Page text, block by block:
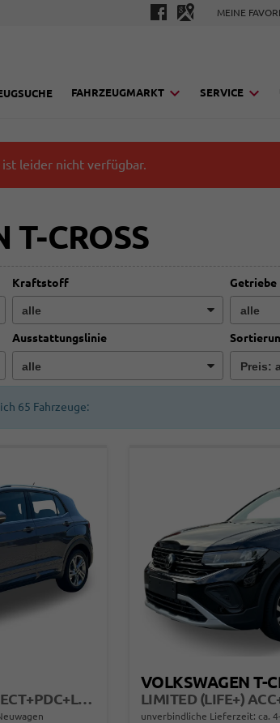
MEINE
FAHRZEUGMARKT SERVICE
ist leider nicht verfügbar.
T-CROSS
Kraftstoff Getriebe
Ausstattungslinie
65 Fahrzeuge:
LIFE ACC+KLIMA+APP-CONNECT+PDC+LED+16'' ALU
VOLKSWAGEN T-
unverbindliche Lieferzeit: ca.